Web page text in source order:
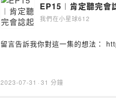
EP15︱肯定聽完會
我們在小星球612
留言告訴我你對這一集的想法：
2023-07-31 · 31 分鐘